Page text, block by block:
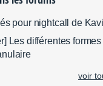
pour nightcall de
Les différentes
voir